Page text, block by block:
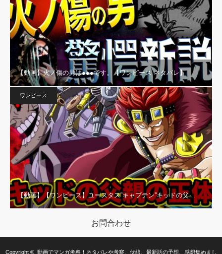
【動画】火ノ傷の男は●●●です。【ワンピース ネタバレ】
ワンピース
【動画】【ワンピース】ユースタス”キャプテン”キッドの父…
お問合わせ
Copyright © 動画でマンガ考察！ネタバレや考察、伏線、最新話の予想、感想集めまし